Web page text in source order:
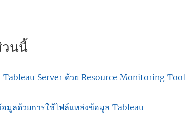
นนี้
Tableau Server ด้วย Resource Monitoring Tool
มูลด้วยการใช้ไฟล์แหล่งข้อมูล Tableau